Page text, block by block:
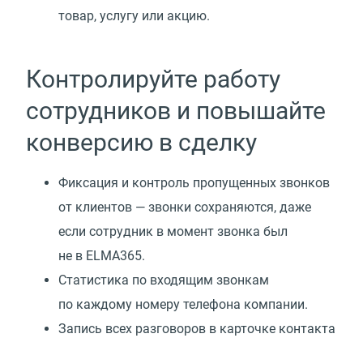
товар, услугу или акцию.
Контролируйте работу
сотрудников и повышайте
конверсию в сделку
Фиксация и контроль пропущенных звонков
от клиентов — звонки сохраняются, даже
если сотрудник в момент звонка был
не в ELMA365.
Статистика по входящим звонкам
по каждому номеру телефона компании.
Запись всех разговоров в карточке контакта